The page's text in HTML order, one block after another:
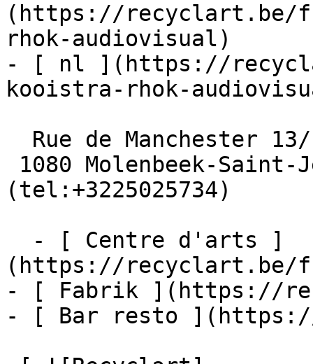
(https://recyclart.be/
rhok-audiovisual)
- [ nl ](https://
kooistra-rhok-
(tel:+3225025734)
(https://recyclart.be/
- [ Fabrik ](https://
- [ Bar resto